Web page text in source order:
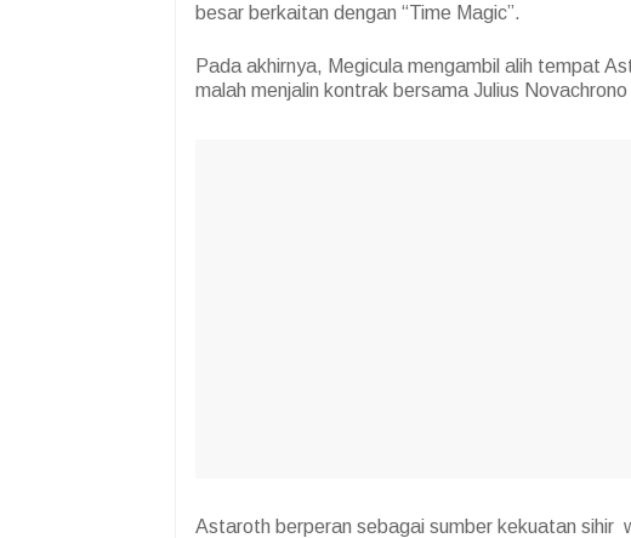
besar berkaitan dengan “Time Magic”.
Pada akhirnya, Megicula mengambil alih tempat
malah menjalin kontrak bersama Julius
Astaroth berperan sebagai sumber kekuatan sihir